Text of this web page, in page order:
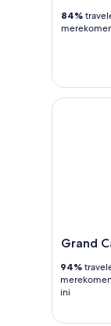
84%
Grand
94%
ini
Grand